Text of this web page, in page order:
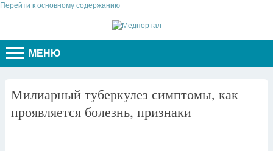
Перейти к основному содержанию
МЕНЮ
Милиарный туберкулез симптомы, как
проявляется болезнь, признаки